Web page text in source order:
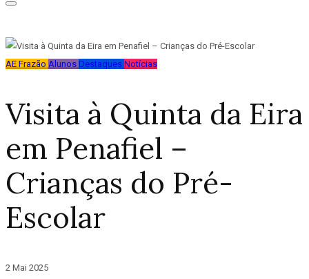
AE Frazão Alunos Destaques Notícias
Visita à Quinta da Eira
em Penafiel –
Crianças do Pré-
Escolar
2 Mai 2025